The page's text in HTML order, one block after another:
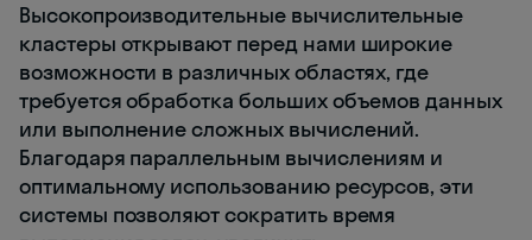
Высокопроизводительные вычислительные
кластеры открывают перед нами широкие
возможности в различных областях, где
требуется обработка больших объемов данных
или выполнение сложных вычислений.
Благодаря параллельным вычислениям и
оптимальному использованию ресурсов, эти
системы позволяют сократить время